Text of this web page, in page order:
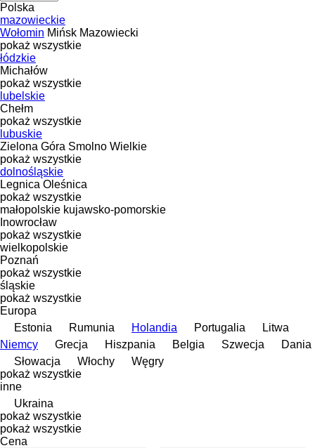
Polska
mazowieckie
Wołomin Mińsk Mazowiecki
pokaż wszystkie
łódzkie
Michałów
pokaż wszystkie
lubelskie
Chełm
pokaż wszystkie
lubuskie
Zielona Góra Smolno Wielkie
pokaż wszystkie
dolnośląskie
Legnica Oleśnica
pokaż wszystkie
małopolskie kujawsko-pomorskie
Inowrocław
pokaż wszystkie
wielkopolskie
Poznań
pokaż wszystkie
śląskie
pokaż wszystkie
Europa
Estonia
Rumunia Holandia Portugalia
Litwa
Niemcy
Grecja Hiszpania Belgia Szwecja
Dania
Słowacja
Włochy
Węgry
pokaż wszystkie
inne
Ukraina
pokaż wszystkie
pokaż wszystkie
Cena